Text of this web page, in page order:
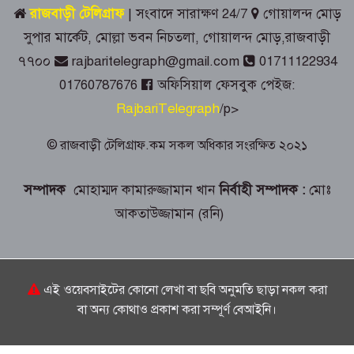
কর্মসূচি
পাংশায় ১০৪ পিস ইয়াবাসহ মাদক কারবারি
গ্রেপ্তার
তিন মাদক ব্যবসায়ী গ্রেপ্তার
কালুখালীতে বাস-মাহিন্দ্রা সংঘর্ষে চালক
রাজবাড়ীতে শুরু হলো এআইভিত্তিক দক্ষতা
রাজবাড়ী টেলিগ্রাফ | সংবাদে সারাক্ষণ 24/7
গোয়ালন্দ মোড়
সুপার মার্কেট, মোল্লা ভবন নিচতলা, গোয়ালন্দ মোড়,রাজবাড়ী
৭৭০০
rajbaritelegraph@gmail.com
01711122934
01760787676
অফিসিয়াল ফেসবুক পেইজ:
RajbariTelegraph/p>
© রাজবাড়ী টেলিগ্রাফ.কম সকল অধিকার সংরক্ষিত ২০২১
সম্পাদক মোহাম্মদ কামারুজ্জামান খাননির্বাহী সম্পাদক :মোঃ
আকতাউজ্জামান (রনি)
এই ওয়েবসাইটের কোনো লেখা বা ছবি অনুমতি ছাড়া নকল করা
বা অন্য কোথাও প্রকাশ করা সম্পূর্ণ বেআইনি।